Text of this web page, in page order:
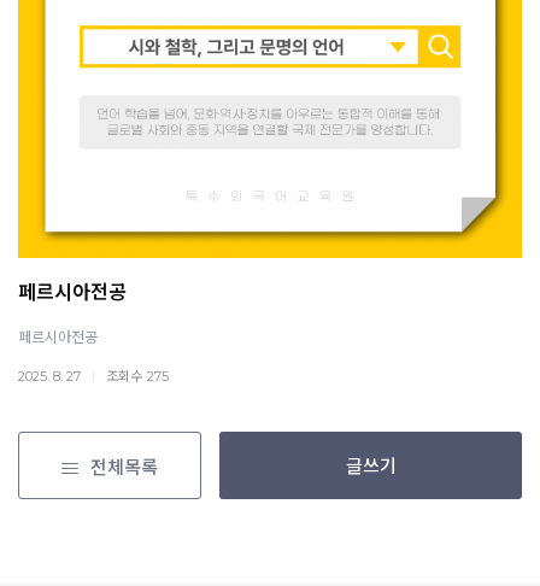
페르시아전공
페르시아전공
2025. 8. 27 조회수 275
전체목록 글쓰기